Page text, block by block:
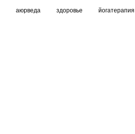
аюрведа здоровье йогатерапия